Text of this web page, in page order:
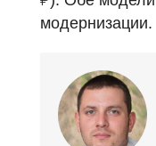
модернизации.